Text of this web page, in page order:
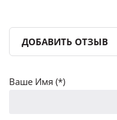
ДОБАВИТЬ ОТЗЫВ
Ваше Имя (*)